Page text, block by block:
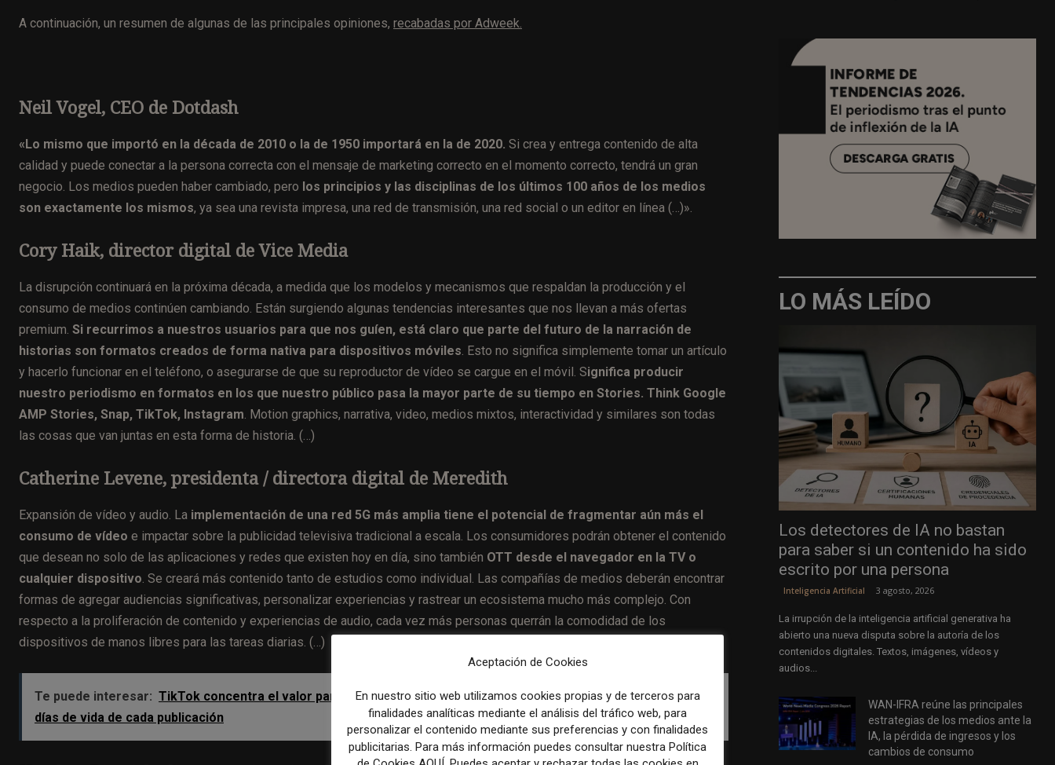
A continuación, un resumen de algunas de las principales opiniones, recabadas por Adweek.
Neil Vogel, CEO de Dotdash
«Lo mismo que importó en la década de 2010 o la de 1950 importará en la de 2020. Si crea y entrega contenido de alta
calidad y puede conectar a la persona correcta con el mensaje de marketing correcto en el momento correcto, tendrá un gran
negocio. Los medios pueden haber cambiado, pero los principios y las disciplinas de los últimos 100 años de los medios
son exactamente los mismos, ya sea una revista impresa, una red de transmisión, una red social o un editor en línea (…)».
Cory Haik, director digital de Vice Media
La disrupción continuará en la próxima década, a medida que los modelos y mecanismos que respaldan la producción y el
consumo de medios continúen cambiando. Están surgiendo algunas tendencias interesantes que nos llevan a más ofertas
premium. Si recurrimos a nuestros usuarios para que nos guíen, está claro que parte del futuro de la narración de
historias son formatos creados de forma nativa para dispositivos móviles. Esto no significa simplemente tomar un artículo
y hacerlo funcionar en el teléfono, o asegurarse de que su reproductor de vídeo se cargue en el móvil. Significa producir
nuestro periodismo en formatos en los que nuestro público pasa la mayor parte de su tiempo en Stories. Think Google
AMP Stories, Snap, TikTok, Instagram. Motion graphics, narrativa, video, medios mixtos, interactividad y similares son todas
las cosas que van juntas en esta forma de historia. (…)
Catherine Levene, presidenta / directora digital de Meredith
Expansión de vídeo y audio. La implementación de una red 5G más amplia tiene el potencial de fragmentar aún más el
consumo de vídeo e impactar sobre la publicidad televisiva tradicional a escala. Los consumidores podrán obtener el contenido
que desean no solo de las aplicaciones y redes que existen hoy en día, sino también OTT desde el navegador en la TV o
cualquier dispositivo. Se creará más contenido tanto de estudios como individual. Las compañías de medios deberán encontrar
formas de agregar audiencias significativas, personalizar experiencias y rastrear un ecosistema mucho más complejo. Con
respecto a la proliferación de contenido y experiencias de audio, cada vez más personas querrán la comodidad de los
dispositivos de manos libres para las tareas diarias. (…)
Te puede interesar: TikTok concentra el valor para los medios en el vídeo breve, el algoritmo y los primeros diez
días de vida de cada publicación
LO MÁS LEÍDO
Los detectores de IA no bastan
para saber si un contenido ha sido
escrito por una persona
Inteligencia Artificial 3 agosto, 2026
La irrupción de la inteligencia artificial generativa ha
abierto una nueva disputa sobre la autoría de los
contenidos digitales. Textos, imágenes, vídeos y
audios...
WAN-IFRA reúne las principales
estrategias de los medios ante la
IA, la pérdida de ingresos y los
cambios de consumo
Aceptación de Cookies
En nuestro sitio web utilizamos cookies propias y de terceros para
finalidades analíticas mediante el análisis del tráfico web, para
personalizar el contenido mediante sus preferencias y con finalidades
publicitarias. Para más información puedes consultar nuestra Política